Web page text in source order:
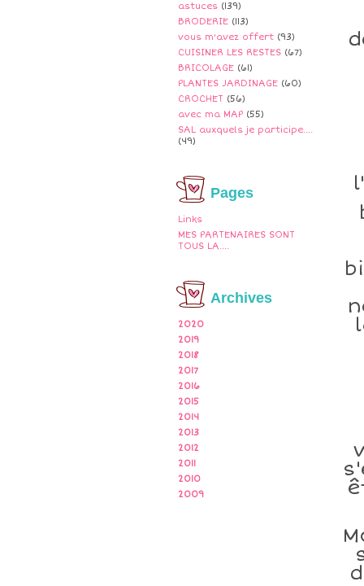
astuces (139)
BRODERIE (113)
vous m'avez offert (93)
CUISINER LES RESTES (67)
BRICOLAGE (61)
PLANTES JARDINAGE (60)
CROCHET (56)
avec ma MAP (55)
SAL auxquels je participe....
(49)
Pages
Links
MES PARTENAIRES SONT
TOUS LA....
Archives
2020
2019
2018
2017
2016
2015
2014
2013
2012
2011
2010
2009